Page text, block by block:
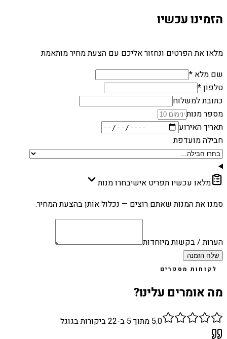
הזמינו עכשיו
מלאו את הפרטים ונחזור אליכם עם הצעת מחיר מותאמת
שם מלא *
טלפון *
כתובת למשלוח
מספר מנות
תאריך האירוע
חבילה מועדפת
מלאו עכשיו תפריט אישיבחרו מנות
סמנו את המנות שאתם רוצים — נכלול אותן בהצעת המחיר.
הערות / בקשות מיוחדות
שלח הזמנה
לקוחות מספרים
מה אומרים עלינו?
5.0 מתוך 5 ב- 22ביקורות בגוגל